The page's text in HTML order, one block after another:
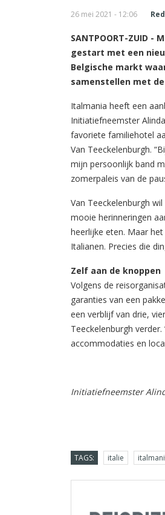
26 mei 2021 - 12:06
SANTPOORT-ZUID
gestart met een
Belgische markt
samenstellen met
Italmania heeft een
Initiatiefneemster
favoriete familiehotel
Van Teeckelenburgh.
mijn persoonlijk band
zomerpaleis van de
Van Teeckelenburgh
mooie herinneringen
heerlijke eten. Maar
Italianen. Precies die
Zelf aan de knoppen
Volgens de
garanties van een
een verblijf van drie,
Teeckelenburgh
accommodaties en
Initiatiefneemster
TAGS: italie